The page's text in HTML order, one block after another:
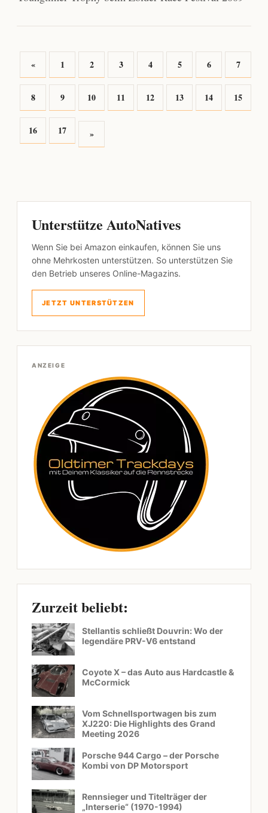
« 1 2 3 4 5 6 7
8 9 10 11 12 13 14 15
16 17 »
Unterstütze AutoNatives
Wenn Sie bei Amazon einkaufen, können Sie uns
ohne Mehrkosten unterstützen. So unterstützen Sie
den Betrieb unseres Online-Magazins.
JETZT UNTERSTÜTZEN
ANZEIGE
Zurzeit beliebt:
Stellantis schließt Douvrin: Wo der
legendäre PRV-V6 entstand
Coyote X – das Auto aus Hardcastle &
McCormick
Vom Schnellsportwagen bis zum
XJ220: Die Highlights des Grand
Meeting 2026
Porsche 944 Cargo – der Porsche
Kombi von DP Motorsport
Rennsieger und Titelträger der
„Interserie“ (1970-1994)